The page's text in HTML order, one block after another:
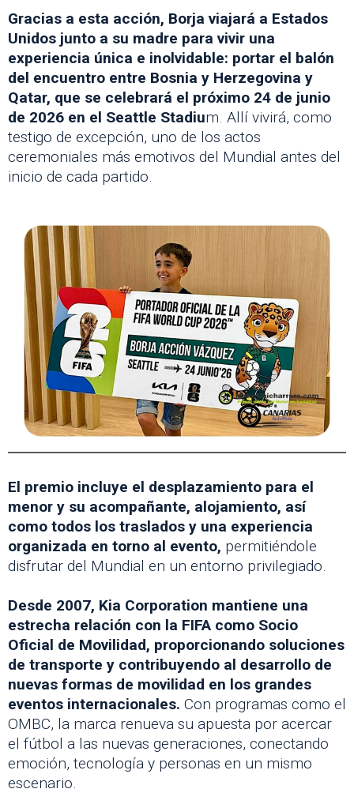
Gracias a esta acción, Borja viajará a Estados
Unidos junto a su madre para vivir una
experiencia única e inolvidable: portar el balón
del encuentro entre Bosnia y Herzegovina y
Qatar, que se celebrará el próximo 24 de junio
de 2026 en el Seattle Stadium. Allí vivirá, como
testigo de excepción, uno de los actos
ceremoniales más emotivos del Mundial antes del
inicio de cada partido.
El premio incluye el desplazamiento para el
menor y su acompañante, alojamiento, así
como todos los traslados y una experiencia
organizada en torno al evento, permitiéndole
disfrutar del Mundial en un entorno privilegiado.
Desde 2007, Kia Corporation mantiene una
estrecha relación con la FIFA como Socio
Oficial de Movilidad, proporcionando soluciones
de transporte y contribuyendo al desarrollo de
nuevas formas de movilidad en los grandes
eventos internacionales. Con programas como el
OMBC, la marca renueva su apuesta por acercar
el fútbol a las nuevas generaciones, conectando
emoción, tecnología y personas en un mismo
escenario.